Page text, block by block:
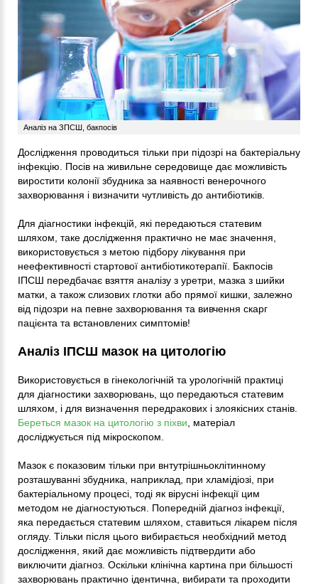
Аналіз на ЗПСШ, бакпосів
Дослідження проводиться тільки при підозрі на бактеріальну
інфекцію. Посів на живильне середовище дає можливість
виростити колонії збудника за наявності венерочного
захворювання і визначити чутливість до антибіотиків.
Для діагностики інфекцій, які передаються статевим
шляхом, таке дослідження практично не має значення,
використовується з метою підбору лікування при
неефективності стартової антибіотикотерапії. Бакпосів
ІПСШ передбачає взяття аналізу з уретри, мазка з шийки
матки, а також слизових глотки або прямої кишки, залежно
від підозри на певне захворювання та вивчення скарг
пацієнта та встановлених симптомів!
Аналіз ІПСШ мазок на цитологію
Використовується в гінекологічній та урологічній практиці
для діагностики захворювань, що передаються статевим
шляхом, і для визначення передракових і злоякісних станів.
Береться мазок на цитологію з піхви , матеріал
досліджується під мікроскопом.
Мазок є показовим тільки при внтутрішньоклітинному
розташуванні збудника, наприклад, при хламідіозі, при
бактеріальному процесі, тоді як вірусні інфекції цим
методом не діагностуються. Попередній діагноз інфекції,
яка передається статевим шляхом, ставиться лікарем після
огляду. Тільки після цього вибирається необхідний метод
дослідження, який дає можливість підтвердити або
виключити діагноз. Оскільки клінічна картина при більшості
захворювань практично ідентична, вибирати та проходити